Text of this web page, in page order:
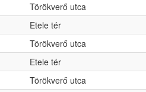
Törökverő utca
Etele tér
Törökverő utca
Etele tér
Törökverő utca